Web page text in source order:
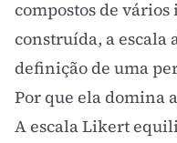
compostos de
construída, a escala
definição de uma
Por que ela domina
A escala Likert